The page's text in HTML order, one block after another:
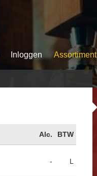
Inloggen Assortiment
Alc. BTW
- L